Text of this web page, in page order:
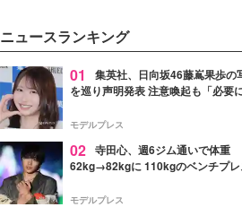
性を秘めた、革新的な「
Capturing Skin（ウォータ
プチャリングスキン：捕水
技術を、花王が構築した。
ニュースランキング
01
集英社、日向坂46藤嶌果歩の
を巡り声明発表 注意喚起も「必要
モデルプレス
02 寺田心、週6ジム通いで体重
62kg→82kgに 110kgのベンチプレ
「かっこいい」と反響
モデルプレス